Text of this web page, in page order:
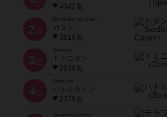
4042名
2 位
Die Siedler von Catan
カタン
3618名
3 位
ドミニオン
2530名
4位
Battle Line
バトルライン
2379名
Terraforming Mars